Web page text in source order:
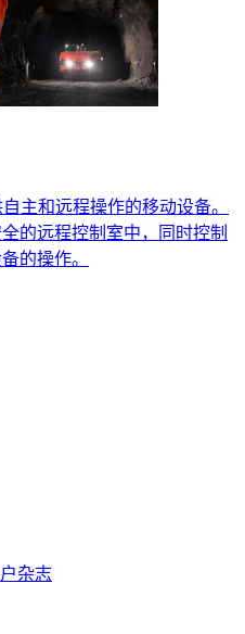
主和远程操作的移动设备。
的远程控制室中，同时控制
的操作。
户杂志